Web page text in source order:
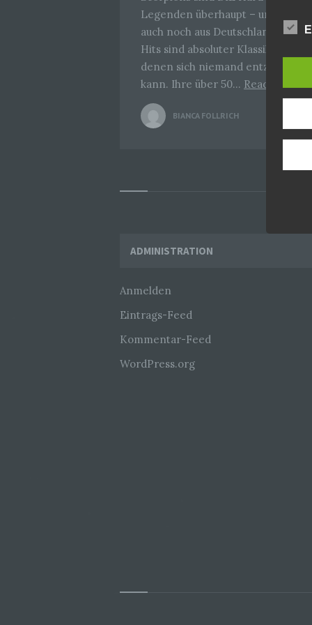
Legenden überhaupt – und das
auch noch aus Deutschland! Ihre
Hits sind absoluter Klassiker,
denen sich niemand entziehen
kann. Ihre über 50… Read more
BIANCA FOLLRICH
Widgets
ADMINISTRATION
Anmelden
Eintrags-Feed
Kommentar-Feed
WordPress.org
soll